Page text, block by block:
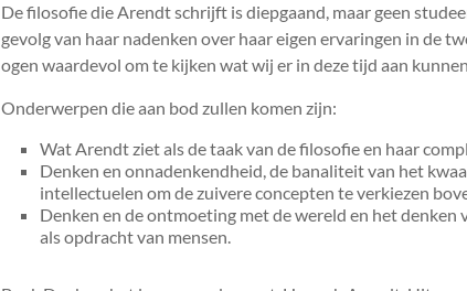
De filosofie die Arendt schrijft is diepgaand, maar geen
gevolg van haar nadenken over haar eigen ervaringen in de
ogen waardevol om te kijken wat wij er in deze tijd aan
Onderwerpen die aan bod zullen komen zijn:
Wat Arendt ziet als de taak van de filosofie en haar
Denken en onnadenkendheid, de banaliteit van het
intellectuelen om de zuivere concepten te verkiezen
Denken en de ontmoeting met de wereld en het denken
als opdracht van mensen.